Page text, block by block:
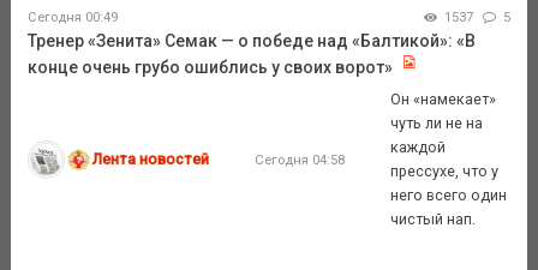
Сегодня 00:49 1537 5
Тренер «Зенита» Семак — о победе над «Балтикой»: «В
конце очень грубо ошиблись у своих ворот»
Лента новостей Сегодня 04:58
Он «намекает»
чуть ли не на
каждой
прессухе, что у
него всего один
чистый нап.